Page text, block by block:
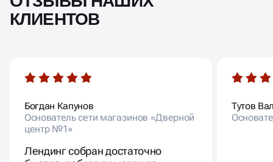
ОТЗЫВЫ НАШИХ
Богдан Капунов
Основатель сети магазинов «Дверной
центр №1»
Тутов